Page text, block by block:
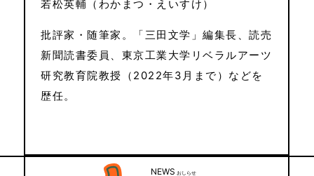
若松英輔（わかまつ・えいすけ）
批評家・随筆家。「三田文学」編集長、読売
新聞読書委員、東京工業大学リベラルアーツ
研究教育院教授（2022年3月まで）などを
歴任。
NEWS おしらせ